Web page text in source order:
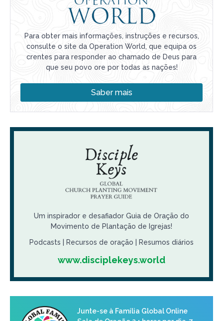
Para obter mais informações, instruções e recursos,
consulte o site da Operation World, que equipa os
crentes para responder ao chamado de Deus para
que seu povo ore por todas as nações!
Saber mais
Um inspirador e desafiador Guia de Oração do
Movimento de Plantação de Igrejas!
Podcasts | Recursos de oração | Resumos diários
www.disciplekeys.world
Junte-se à Família Global Online